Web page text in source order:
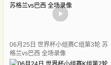
06月25日 世界杯小组赛C组第3轮 苏
格兰vs巴西 全场录像